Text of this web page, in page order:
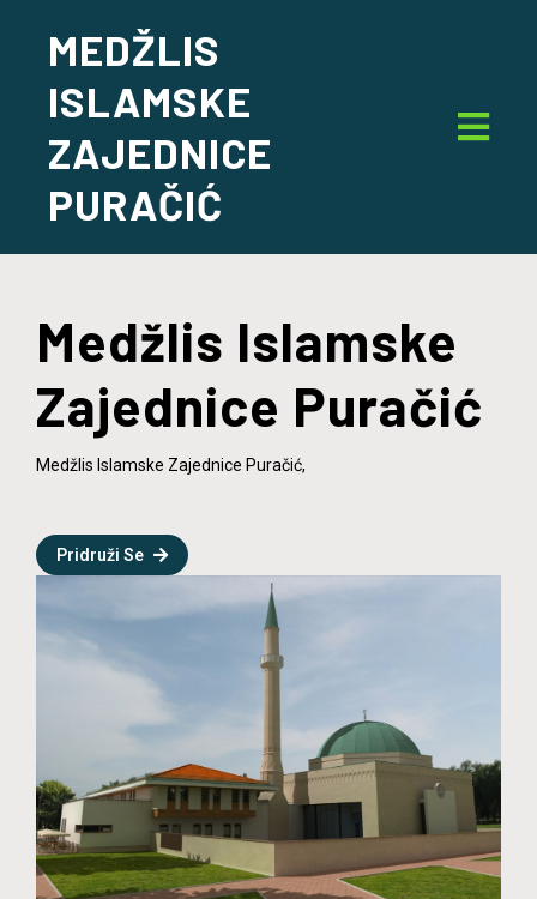
MEDŽLIS
ISLAMSKE
ZAJEDNICE
PURAČIĆ
Medžlis Islamske
Zajednice Puračić
Medžlis Islamske Zajednice Puračić,
Pridruži Se